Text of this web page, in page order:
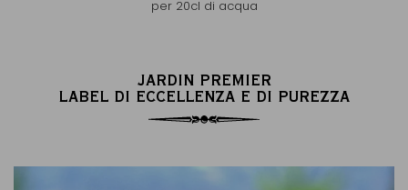
per 20cl di acqua
JARDIN PREMIER
LABEL DI ECCELLENZA E DI PUREZZA